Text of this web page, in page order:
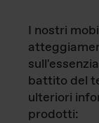
I nostri
battito del
ulteriori
prodotti: